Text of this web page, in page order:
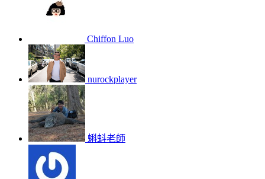
Chiffon Luo
nurockplayer
蝌蚪老師